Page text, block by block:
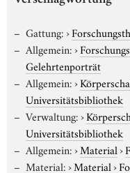
Gattung:›
Allgemein:›
Gelehrtenporträt
Allgemein:›
Universitätsbibliothek
Verwaltung:›
Universitätsbibliothek
Allgemein:›Material›
Material:›Material›